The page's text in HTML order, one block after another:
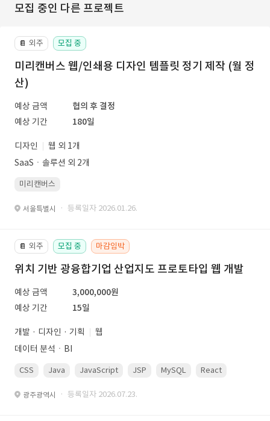
모집 중인 다른 프로젝트
📔 외주 모집 중
미리캔버스 웹/인쇄용 디자인 템플릿 정기 제작 (월 정
산)
예상 금액
협의 후 결정
예상 기간
180일
디자인
웹 외 1개
SaaSㆍ솔루션 외 2개
미리캔버스
서울특별시 · 등록일자 2026.01.26.
📔 외주 모집 중 마감임박
위치 기반 광융합기업 산업지도 프로토타입 웹 개발
예상 금액
3,000,000원
예상 기간
15일
개발 · 디자인 · 기획
웹
데이터 분석ㆍBI
CSS Java JavaScript JSP MySQL React
광주광역시 · 등록일자 2026.07.23.